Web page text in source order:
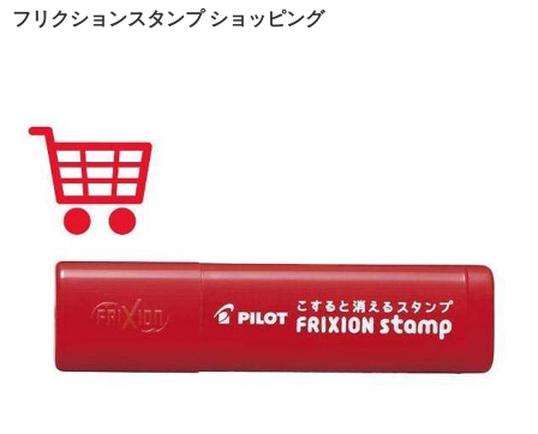
フリクションスタンプ ショッピング